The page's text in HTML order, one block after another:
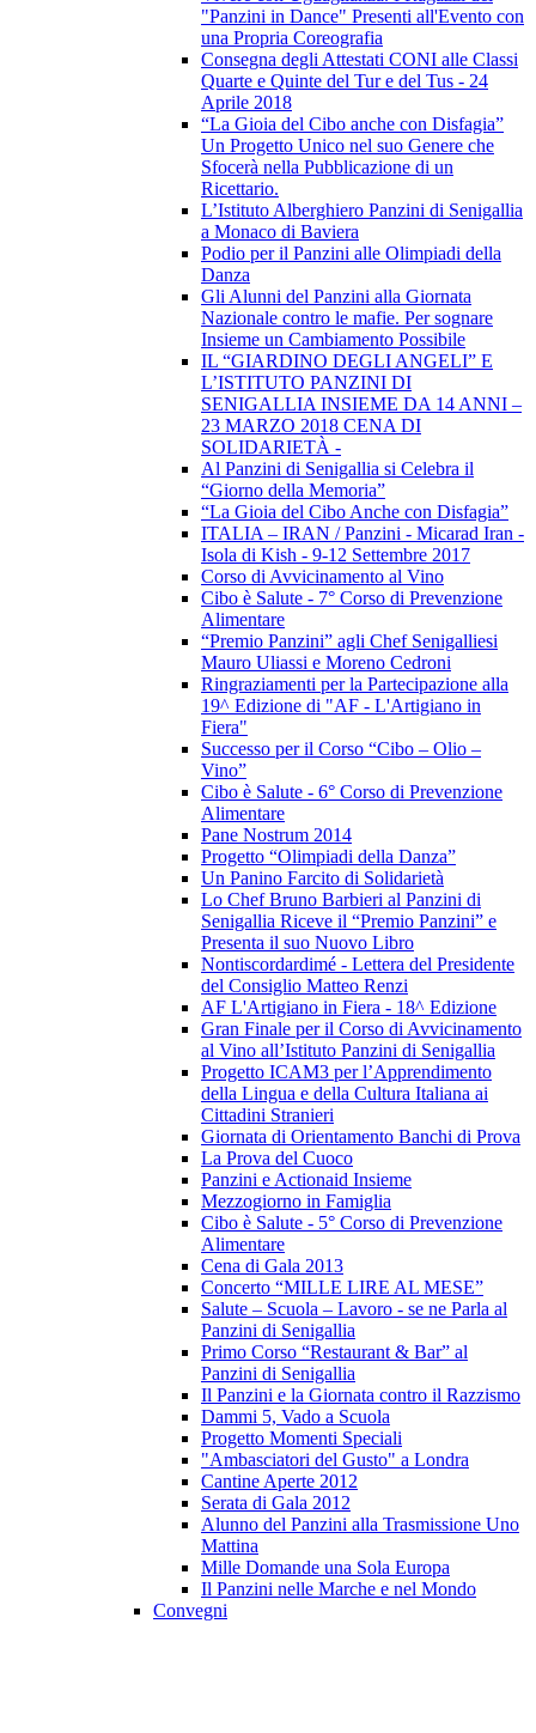
"Panzini in Dance" Presenti all'Evento con
una Propria Coreografia
Consegna degli Attestati CONI alle Classi
Quarte e Quinte del Tur e del Tus - 24
Aprile 2018
“La Gioia del Cibo anche con Disfagia”
Un Progetto Unico nel suo Genere che
Sfocerà nella Pubblicazione di un
Ricettario.
L’Istituto Alberghiero Panzini di Senigallia
a Monaco di Baviera
Podio per il Panzini alle Olimpiadi della
Danza
Gli Alunni del Panzini alla Giornata
Nazionale contro le mafie. Per sognare
Insieme un Cambiamento Possibile
IL “GIARDINO DEGLI ANGELI” E
L’ISTITUTO PANZINI DI
SENIGALLIA INSIEME DA 14 ANNI –
23 MARZO 2018 CENA DI
SOLIDARIETÀ -
Al Panzini di Senigallia si Celebra il
“Giorno della Memoria”
“La Gioia del Cibo Anche con Disfagia”
ITALIA – IRAN / Panzini - Micarad Iran -
Isola di Kish - 9-12 Settembre 2017
Corso di Avvicinamento al Vino
Cibo è Salute - 7° Corso di Prevenzione
Alimentare
“Premio Panzini” agli Chef Senigalliesi
Mauro Uliassi e Moreno Cedroni
Ringraziamenti per la Partecipazione alla
19^ Edizione di "AF - L'Artigiano in
Fiera"
Successo per il Corso “Cibo – Olio –
Vino”
Cibo è Salute - 6° Corso di Prevenzione
Alimentare
Pane Nostrum 2014
Progetto “Olimpiadi della Danza”
Un Panino Farcito di Solidarietà
Lo Chef Bruno Barbieri al Panzini di
Senigallia Riceve il “Premio Panzini” e
Presenta il suo Nuovo Libro
Nontiscordardimé - Lettera del Presidente
del Consiglio Matteo Renzi
AF L'Artigiano in Fiera - 18^ Edizione
Gran Finale per il Corso di Avvicinamento
al Vino all’Istituto Panzini di Senigallia
Progetto ICAM3 per l’Apprendimento
della Lingua e della Cultura Italiana ai
Cittadini Stranieri
Giornata di Orientamento Banchi di Prova
La Prova del Cuoco
Panzini e Actionaid Insieme
Mezzogiorno in Famiglia
Cibo è Salute - 5° Corso di Prevenzione
Alimentare
Cena di Gala 2013
Concerto “MILLE LIRE AL MESE”
Salute – Scuola – Lavoro - se ne Parla al
Panzini di Senigallia
Primo Corso “Restaurant & Bar” al
Panzini di Senigallia
Il Panzini e la Giornata contro il Razzismo
Dammi 5, Vado a Scuola
Progetto Momenti Speciali
"Ambasciatori del Gusto" a Londra
Cantine Aperte 2012
Serata di Gala 2012
Alunno del Panzini alla Trasmissione Uno
Mattina
Mille Domande una Sola Europa
Il Panzini nelle Marche e nel Mondo
Convegni